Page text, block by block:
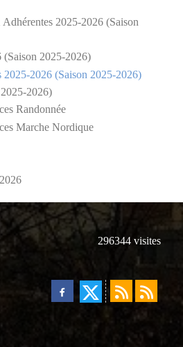
2025-2026 (Saison
(Saison 2025-2026)
2026 (Saison 2025-2026)
2026)
Randonnée
Marche Nordique
296344 visites